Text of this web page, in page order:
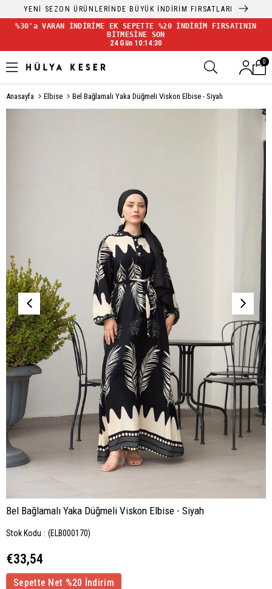
YENİ SEZON ÜRÜNLERİNDE BÜYÜK İNDİRİM FIRSATLARI
%30'a VARAN İNDİRİME EK SEPETTE %20 İNDİRİM FIRSATININ
BİTMESİNE SON
24 Gün 10:14:30
0
Anasayfa Elbise Bel Bağlamalı Yaka Düğmeli Viskon Elbise - Siyah
Bel Bağlamalı Yaka Düğmeli Viskon Elbise - Siyah
Stok Kodu (ELB000170)
€33,54
Sepette Net %20 İndirim